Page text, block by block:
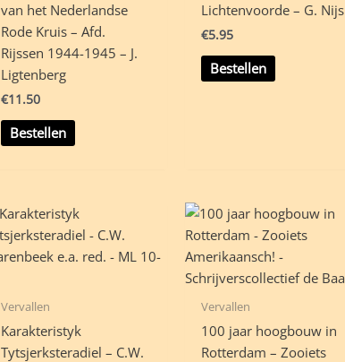
van het Nederlandse
Rode Kruis – Afd.
Rijssen 1944-1945 – J.
Ligtenberg
€11.50
Bestellen
Lichtenvoorde – G. Nijs
€5.95
Bestellen
Vervallen
Karakteristyk
Tytsjerksteradiel – C.W.
Vervallen
100 jaar hoogbouw in
Rotterdam – Zooiets